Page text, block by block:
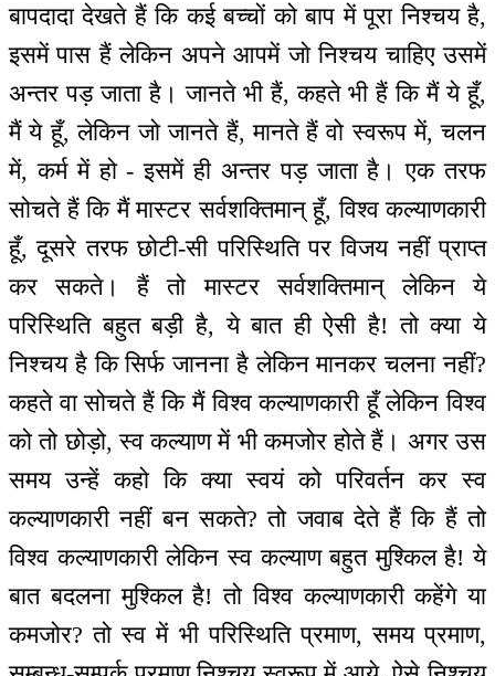
बापदादा देखते हैं कि कई बच्चों को बाप में पूरा निश्चय है,
इसमें पास हैं लेकिन अपने आपमें जो निश्चय चाहिए उसमें
अन्तर पड़ जाता है। जानते भी हैं, कहते भी हैं कि मैं ये हूँ,
मैं ये हूँ, लेकिन जो जानते हैं, मानते हैं वो स्वरूप में, चलन
में, कर्म में हो - इसमें ही अन्तर पड़ जाता है। एक तरफ
सोचते हैं कि मैं मास्टर सर्वशक्तिमान् हूँ, विश्व कल्याणकारी
हूँ, दूसरे तरफ छोटी-सी परिस्थिति पर विजय नहीं प्राप्त
कर सकते। हैं तो मास्टर सर्वशक्तिमान् लेकिन ये
परिस्थिति बहुत बड़ी है, ये बात ही ऐसी है! तो क्या ये
निश्चय है कि सिर्फ जानना है लेकिन मानकर चलना नहीं?
कहते वा सोचते हैं कि मैं विश्व कल्याणकारी हूँ लेकिन विश्व
को तो छोड़ो, स्व कल्याण में भी कमजोर होते हैं। अगर उस
समय उन्हें कहो कि क्या स्वयं को परिवर्तन कर स्व
कल्याणकारी नहीं बन सकते? तो जवाब देते हैं कि हैं तो
विश्व कल्याणकारी लेकिन स्व कल्याण बहुत मुश्किल है! ये
बात बदलना मुश्किल है! तो विश्व कल्याणकारी कहेंगे या
कमजोर? तो स्व में भी परिस्थिति प्रमाण, समय प्रमाण,